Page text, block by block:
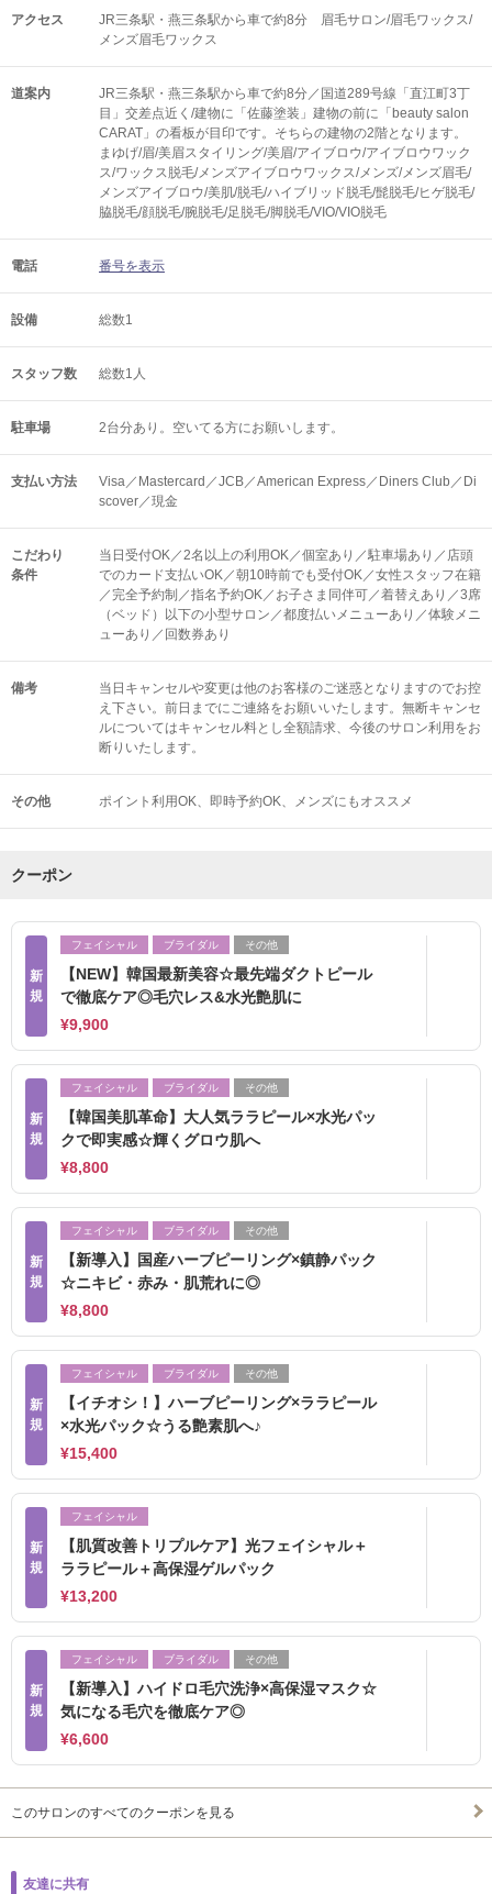
アクセス
JR三条駅・燕三条駅から車で約8分 眉毛サロン/眉毛ワックス/
メンズ眉毛ワックス
道案内
JR三条駅・燕三条駅から車で約8分／国道289号線「直江町3丁
目」交差点近く/建物に「佐藤塗装」建物の前に「beauty salon
CARAT」の看板が目印です。そちらの建物の2階となります。
まゆげ/眉/美眉スタイリング/美眉/アイブロウ/アイブロウワック
ス/ワックス脱毛/メンズアイブロウワックス/メンズ/メンズ眉毛/
メンズアイブロウ/美肌/脱毛/ハイブリッド脱毛/髭脱毛/ヒゲ脱毛/
脇脱毛/顔脱毛/腕脱毛/足脱毛/脚脱毛/VIO/VIO脱毛
電話 番号を表示
設備 総数1
スタッフ数 総数1人
駐車場 2台分あり。空いてる方にお願いします。
支払い方法
Visa／Mastercard／JCB／American Express／Diners Club／Di
scover／現金
こだわり
条件
当日受付OK／2名以上の利用OK／個室あり／駐車場あり／店頭
でのカード支払いOK／朝10時前でも受付OK／女性スタッフ在籍
／完全予約制／指名予約OK／お子さま同伴可／着替えあり／3席
（ベッド）以下の小型サロン／都度払いメニューあり／体験メニ
ューあり／回数券あり
備考
当日キャンセルや変更は他のお客様のご迷惑となりますのでお控
え下さい。前日までにご連絡をお願いいたします。無断キャンセ
ルについてはキャンセル料とし全額請求、今後のサロン利用をお
断りいたします。
その他 ポイント利用OK 即時予約OK メンズにもオススメ
クーポン
新
規
フェイシャル ブライダル その他
【NEW】韓国最新美容☆最先端ダクトピール
で徹底ケア◎毛穴レス&水光艶肌に
¥9,900
新
規
フェイシャル ブライダル その他
【韓国美肌革命】大人気ララピール×水光パッ
クで即実感☆輝くグロウ肌へ
¥8,800
新
規
フェイシャル ブライダル その他
【新導入】国産ハーブピーリング×鎮静パック
☆ニキビ・赤み・肌荒れに◎
¥8,800
新
規
フェイシャル ブライダル その他
【イチオシ！】ハーブピーリング×ララピール
×水光パック☆うる艶素肌へ♪
¥15,400
新
規
フェイシャル
【肌質改善トリプルケア】光フェイシャル＋
ララピール＋高保湿ゲルパック
¥13,200
新
規
フェイシャル ブライダル その他
【新導入】ハイドロ毛穴洗浄×高保湿マスク☆
気になる毛穴を徹底ケア◎
¥6,600
このサロンのすべてのクーポンを見る
友達に共有